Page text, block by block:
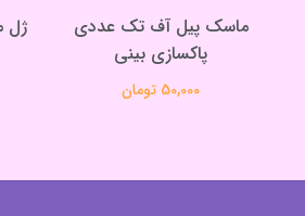
ماسک پیل آف تک عددی
پاکسازی بینی
50,000 تومان
ژل